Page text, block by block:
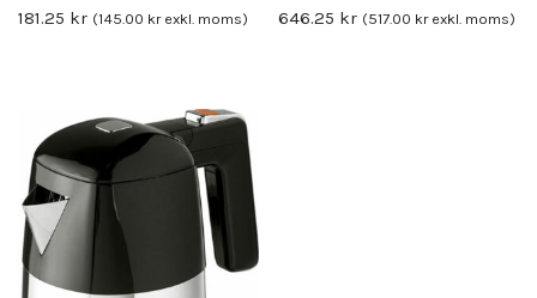
181.25 kr (145.00 krexkl. moms) 646.25 kr (517.00 krexkl. moms)